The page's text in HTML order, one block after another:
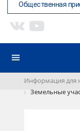
Общественная
Информация для
Земельные